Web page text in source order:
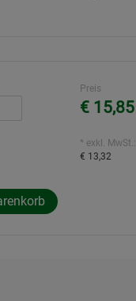
Preis
€ 15,85
* exkl. MwSt.:
€ 13,32